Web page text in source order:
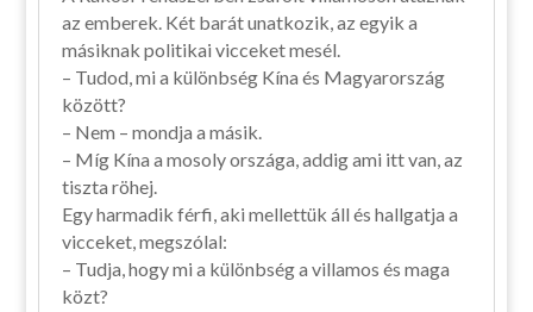
az emberek. Két barát unatkozik, az egyik a
másiknak politikai vicceket mesél.
– Tudod, mi a különbség Kína és Magyarország
között?
– Nem – mondja a másik.
– Míg Kína a mosoly országa, addig ami itt van, az
tiszta röhej.
Egy harmadik férfi, aki mellettük áll és hallgatja a
vicceket, megszólal:
– Tudja, hogy mi a különbség a villamos és maga
közt?